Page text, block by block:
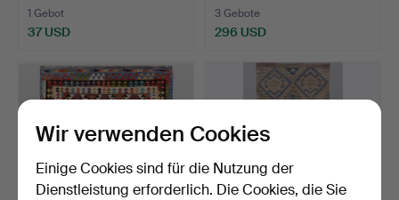
1 Gebot
37 USD
3 Gebote
296 USD
Wir verwenden Cookies
Einige Cookies sind für die Nutzung der
Dienstleistung erforderlich. Die Cookies, die Sie